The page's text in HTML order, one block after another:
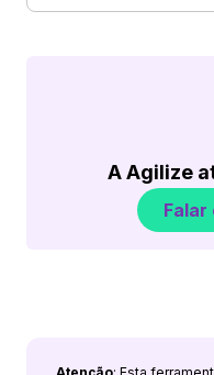
A Agilize
Falar